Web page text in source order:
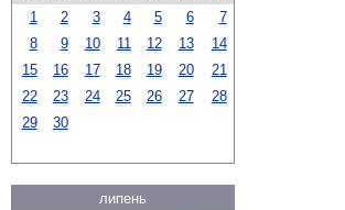
1
2 3 4 5 6
7
8
9 10 11 12 13
14
15
16 17 18 19 20
21
22
23 24 25 26 27
28
29
30
липень